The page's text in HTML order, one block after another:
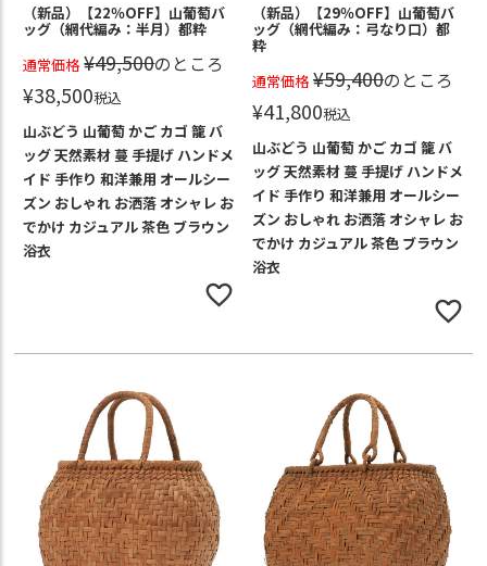
（新品）【22％OFF】山葡萄バ
ッグ（網代編み：半月）都粋
通常価格 ¥49,500のところ
¥38,500税込
山ぶどう 山葡萄 かご カゴ 籠 バ
ッグ 天然素材 蔓 手提げ ハンドメ
イド 手作り 和洋兼用 オールシー
ズン おしゃれ お洒落 オシャレ お
でかけ カジュアル 茶色 ブラウン
浴衣
（新品）【29％OFF】山葡萄バ
ッグ（網代編み：弓なり口）都
粋
通常価格 ¥59,400のところ
¥41,800税込
山ぶどう 山葡萄 かご カゴ 籠 バ
ッグ 天然素材 蔓 手提げ ハンドメ
イド 手作り 和洋兼用 オールシー
ズン おしゃれ お洒落 オシャレ お
でかけ カジュアル 茶色 ブラウン
浴衣